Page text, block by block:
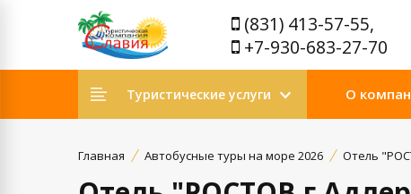
(831) 413-57-55,
+7-930-683-27-70
Туристические услуги О
Главная Автобусные туры на море 2026 Отель